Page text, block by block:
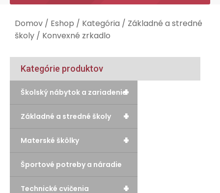
Domov / Eshop / Kategória / Základné a stredné
školy / Konvexné zrkadlo
Kategórie produktov
+
Školský nábytok a zariadenie
+
Základné a stredné školy
+
Materské škôlky
Športové potreby a náradie
+
Technické cvičenia